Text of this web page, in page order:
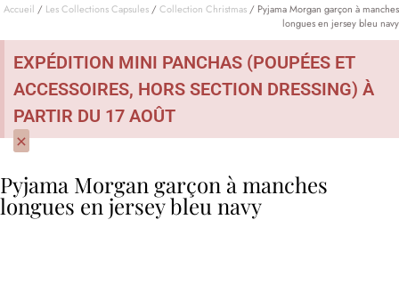
Accueil / Les Collections Capsules /Collection Christmas / Pyjama Morgan garçon à manches
longues en jersey bleu navy
EXPÉDITION MINI PANCHAS (POUPÉES ET
ACCESSOIRES, HORS SECTION DRESSING) À
PARTIR DU 17 AOÛT
×
Pyjama Morgan garçon à manches
longues en jersey bleu navy